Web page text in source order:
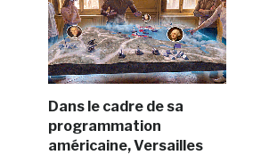
Dans le cadre de sa
programmation
américaine, Versailles